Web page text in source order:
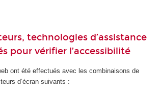
technologies d’assistance
pour vérifier l’accessibilité
ont été effectués avec les combinaisons de
d’écran suivants :